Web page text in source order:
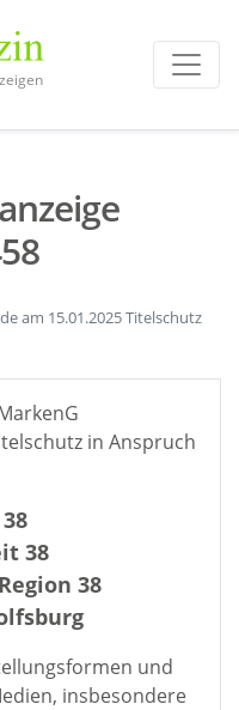
am 15.01.2025 Titelschutz
in Anspruch
38
38
und
insbesondere